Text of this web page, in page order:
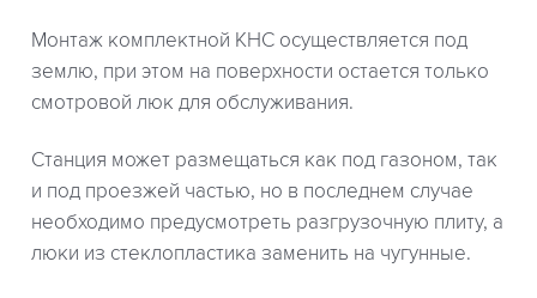
Монтаж комплектной КНС осуществляется под
землю, при этом на поверхности остается только
смотровой люк для обслуживания.
Станция может размещаться как под газоном, так
и под проезжей частью, но в последнем случае
необходимо предусмотреть разгрузочную плиту, а
люки из стеклопластика заменить на чугунные.